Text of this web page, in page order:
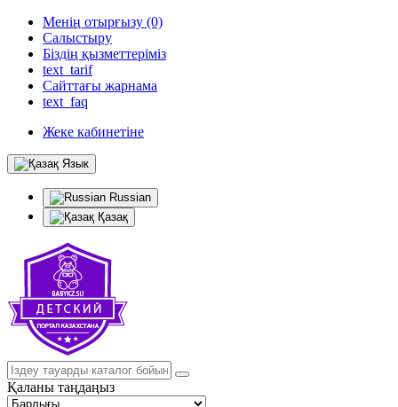
Менің отырғызу (0)
Салыстыру
Біздің қызметтеріміз
text_tarif
Сайттағы жарнама
text_faq
Жеке кабинетіне
Язык
Russian
Қазақ
Қаланы таңдаңыз